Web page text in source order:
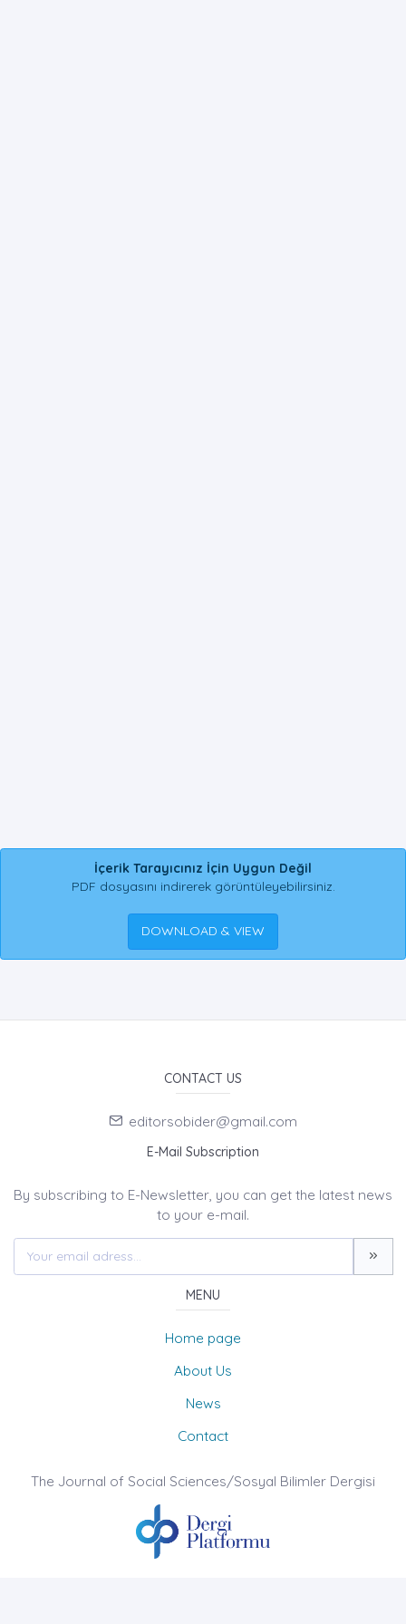
İçerik Tarayıcınız İçin Uygun Değil
PDF dosyasını indirerek görüntüleyebilirsiniz.
DOWNLOAD & VIEW
CONTACT US
editorsobider@gmail.com
E-Mail Subscription
By subscribing to E-Newsletter, you can get the latest news
to your e-mail.
MENU
Home page
About Us
News
Contact
The Journal of Social Sciences/Sosyal Bilimler Dergisi